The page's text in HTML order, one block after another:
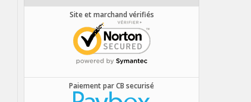
Site et marchand vérifiés
Paiement par CB securisé